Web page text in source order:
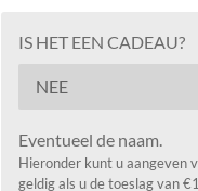
IS HET EEN CADEAU?
Eventueel de naam.
Hieronder kunt u aangeven
geldig als u de toeslag van